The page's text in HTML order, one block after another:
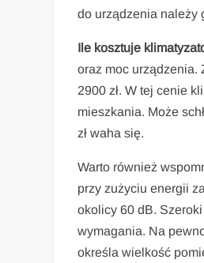
do urządzenia należy
Ile kosztuje
oraz moc urządzenia.
2900 zł. W tej cenie
mieszkania. Może
zł waha się.
Warto również
przy zużyciu energii
okolicy 60 dB.
wymagania. Na
określa wielkość